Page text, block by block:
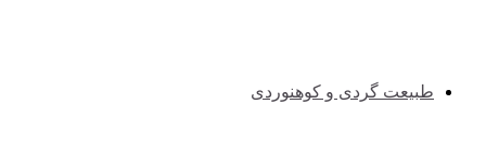
طبیعت گردی و کوهنوردی